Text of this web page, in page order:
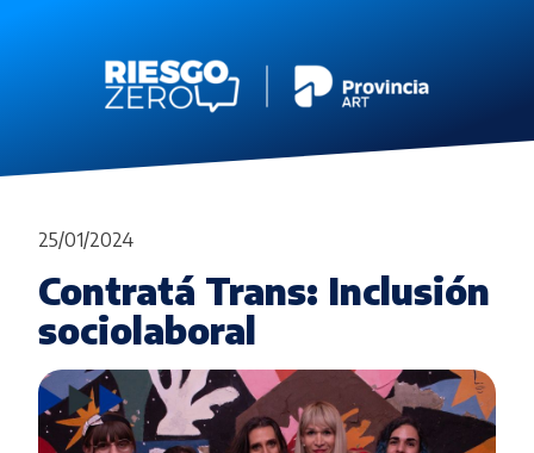
25/01/2024
Contratá Trans: Inclusión
sociolaboral